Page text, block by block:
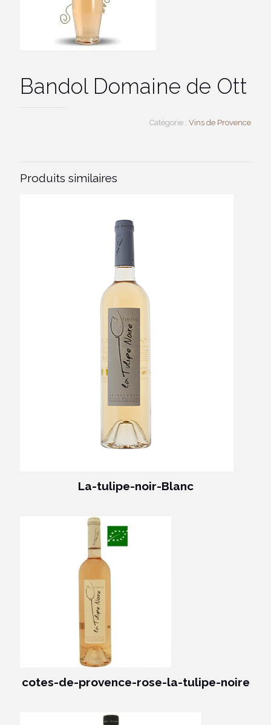
Bandol Domaine de Ott
Catégorie : Vins de Provence
Produits similaires
La-tulipe-noir-Blanc
cotes-de-provence-rose-la-tulipe-noire